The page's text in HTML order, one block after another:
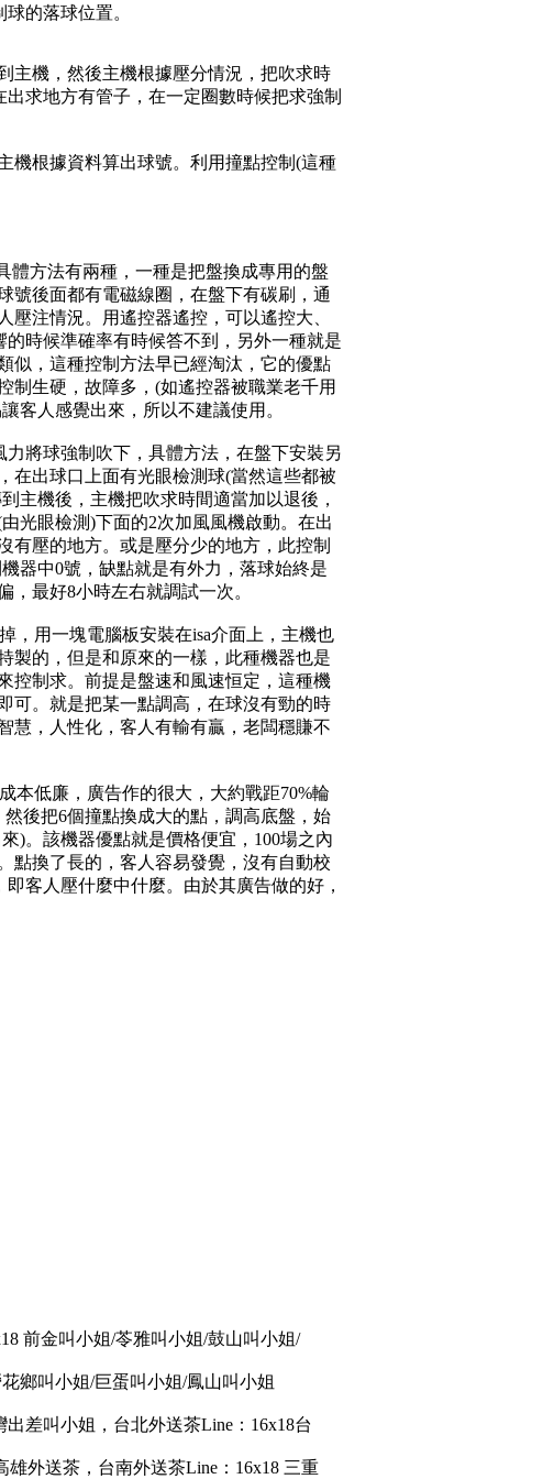
的落球位置。
主機，然後主機根據壓分情況，把吹求時
求地方有管子，在一定圈數時候把求強制
機根據資料算出球號。利用撞點控制(這種
體方法有兩種，一種是把盤換成專用的盤
號後面都有電磁線圈，在盤下有碳刷，通
注情況。用遙控器遙控，可以遙控大、
時候準確率有時候答不到，另外一種就是
似，這種控制方法早已經淘汰，它的優點
制生硬，故障多，(如遙控器被職業老千用
客人感覺出來，所以不建議使用。
將球強制吹下，具體方法，在盤下安裝另
在出球口上面有光眼檢測球(當然這些都被
主機後，主機把吹求時間適當加以退後，
光眼檢測)下面的2次加風風機啟動。在出
有壓的地方。或是壓分少的地方，此控制
器中0號，缺點就是有外力，落球始終是
最好8小時左右就調試一次。
，用一塊電腦板安裝在isa介面上，主機也
製的，但是和原來的一樣，此種機器也是
控制求。前提是盤速和風速恒定，這種機
可。就是把某一點調高，在球沒有勁的時
慧，人性化，客人有輸有贏，老闆穩賺不
本低廉，廣告作的很大，大約戰距70%輪
後把6個撞點換成大的點，調高底盤，始
)。該機器優點就是價格便宜，100場之內
點換了長的，客人容易發覺，沒有自動校
客人壓什麼中什麼。由於其廣告做的好，
前金叫小姐/苓雅叫小姐/鼓山叫小姐/
鄉叫小姐/巨蛋叫小姐/鳳山叫小姐
出差叫小姐，台北外送茶Line：16x18台
外送茶，台南外送茶Line：16x18 三重